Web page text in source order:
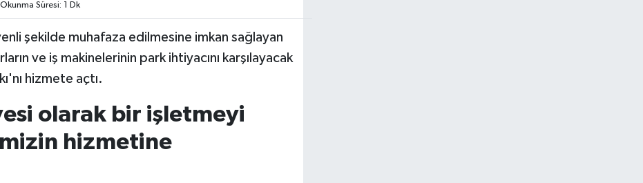
Okunma Süresi: 1 Dk
şekilde muhafaza edilmesine imkan sağlayan
ve iş makinelerinin park ihtiyacını karşılayacak
hizmete açtı.
olarak bir işletmeyi
hizmetine